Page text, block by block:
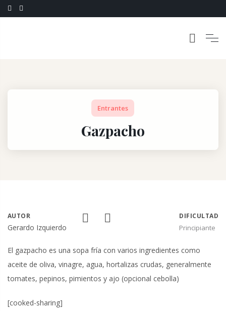
Entrantes
Gazpacho
AUTOR
Gerardo Izquierdo
DIFICULTAD
Principiante
El gazpacho es una sopa fría con varios ingredientes como
aceite de oliva, vinagre, agua, hortalizas crudas, generalmente
tomates, pepinos, pimientos y ajo (opcional cebolla)​​
[cooked-sharing]